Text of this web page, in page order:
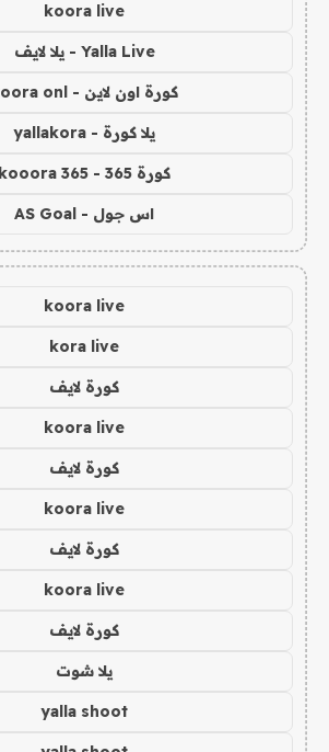
koora live
Yalla Live - يلا لايف
كورة اون لاين - koora onl
يلا كورة - yallakora
كورة 365 - kooora 365
اس جول - AS Goal
koora live
kora live
كورة لايف
koora live
كورة لايف
koora live
كورة لايف
koora live
كورة لايف
يلا شوت
yalla shoot